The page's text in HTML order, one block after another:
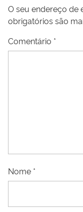
O seu endereço de
obrigatórios são
Comentário *
Nome *